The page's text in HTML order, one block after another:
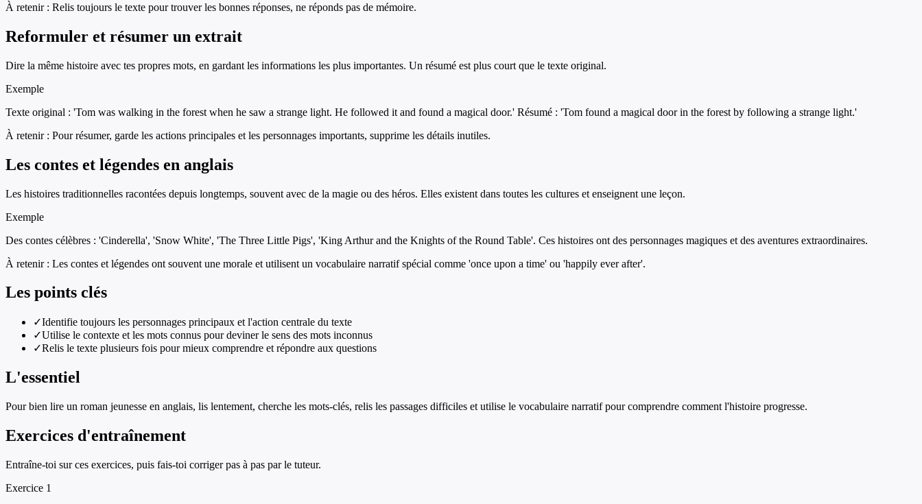
À retenir : Relis toujours le texte pour trouver les bonnes réponses, ne réponds pas de mémoire.
Reformuler et résumer un extrait
Dire la même histoire avec tes propres mots, en gardant les informations les plus importantes. Un résumé est plus court que le texte original.
Exemple
Texte original : 'Tom was walking in the forest when he saw a strange light. He followed it and found a magical door.' Résumé : 'Tom found a magical door in the forest by following a strange light.'
À retenir : Pour résumer, garde les actions principales et les personnages importants, supprime les détails inutiles.
Les contes et légendes en anglais
Les histoires traditionnelles racontées depuis longtemps, souvent avec de la magie ou des héros. Elles existent dans toutes les cultures et enseignent une leçon.
Exemple
Des contes célèbres : 'Cinderella', 'Snow White', 'The Three Little Pigs', 'King Arthur and the Knights of the Round Table'. Ces histoires ont des personnages magiques et des aventures extraordinaires.
À retenir : Les contes et légendes ont souvent une morale et utilisent un vocabulaire narratif spécial comme 'once upon a time' ou 'happily ever after'.
Les points clés
✓Identifie toujours les personnages principaux et l'action centrale du texte
✓Utilise le contexte et les mots connus pour deviner le sens des mots inconnus
✓Relis le texte plusieurs fois pour mieux comprendre et répondre aux questions
L'essentiel
Pour bien lire un roman jeunesse en anglais, lis lentement, cherche les mots-clés, relis les passages difficiles et utilise le vocabulaire narratif pour comprendre comment l'histoire progresse.
Exercices d'entraînement
Entraîne-toi sur ces exercices, puis fais-toi corriger pas à pas par le tuteur.
Exercice 1